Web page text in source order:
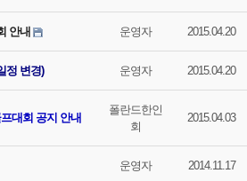
안내 운영자 2015.04.20
정 변경) 운영자 2015.04.20
대회 공지 안내
폴란드한인
회
2015.04.03
운영자 2014.11.17